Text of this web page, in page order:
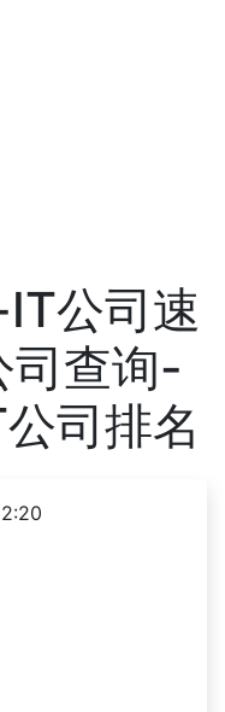
公司速
司查询-
司排名